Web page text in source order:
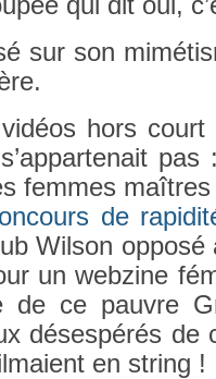
sur son
hors court
fem­mes
de
Wil­son opposé
un web­zine
de ce pauv­re
désespérés de
en str­ing !